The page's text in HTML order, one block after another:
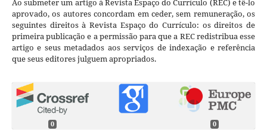
Ao submeter um artigo à Revista Espaço do Currículo (REC) e tê-lo
aprovado, os autores concordam em ceder, sem remuneração, os
seguintes direitos à Revista Espaço do Currículo: os direitos de
primeira publicação e a permissão para que a REC redistribua esse
artigo e seus metadados aos serviços de indexação e referência
que seus editores julguem apropriados.
0 0